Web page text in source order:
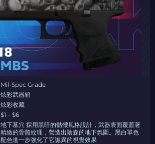
Mil-Spec Grade
炫彩武器箱
炫彩收藏
$1 – $6
地下墓穴 採用黑暗的骷髏風格設計，武器表面覆蓋著
精緻的骨骼紋理，營造出陰森的地下氛圍。黑白單色
配色進一步強化了它詭異的視覺效果